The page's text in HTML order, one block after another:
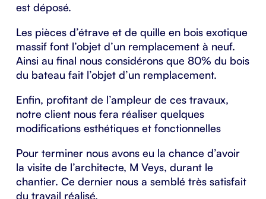
est déposé.
Les pièces d’étrave et de quille en bois exotique
massif font l’objet d’un remplacement à neuf.
Ainsi au final nous considérons que 80% du bois
du bateau fait l’objet d’un remplacement.
Enfin, profitant de l’ampleur de ces travaux,
notre client nous fera réaliser quelques
modifications esthétiques et fonctionnelles
Pour terminer nous avons eu la chance d’avoir
la visite de l’architecte, M Veys, durant le
chantier. Ce dernier nous a semblé très satisfait
du travail réalisé.